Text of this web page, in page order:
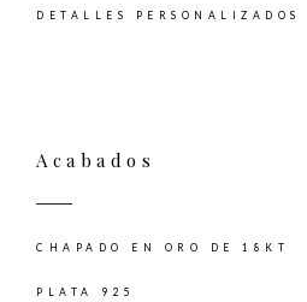
DETALLES PERSONALIZADOS
Acabados
CHAPADO EN ORO DE 18KT
PLATA 925